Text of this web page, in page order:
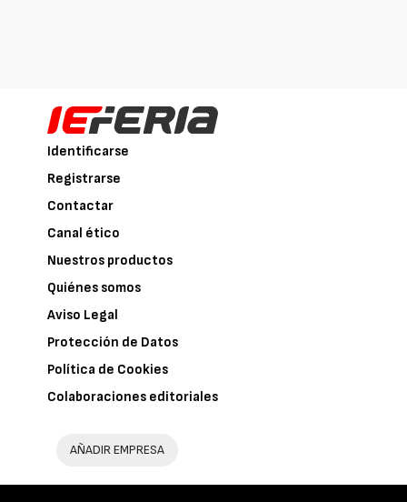
Identificarse
Registrarse
Contactar
Canal ético
Nuestros productos
Quiénes somos
Aviso Legal
Protección de Datos
Política de Cookies
Colaboraciones editoriales
AÑADIR EMPRESA